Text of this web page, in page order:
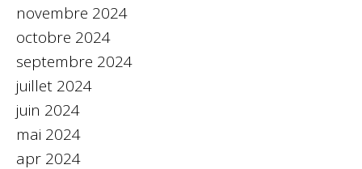
novembre 2024
octobre 2024
septembre 2024
juillet 2024
juin 2024
mai 2024
apr 2024